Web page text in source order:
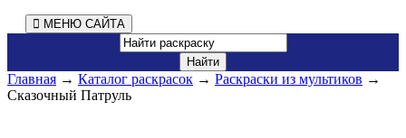
МЕНЮ САЙТА
Главная → Каталог раскрасок → Раскраски из мультиков →
Сказочный Патруль